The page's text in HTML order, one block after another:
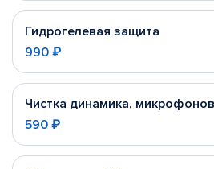
Гидрогелевая защита
990 ₽
Чистка динамика,
590 ₽